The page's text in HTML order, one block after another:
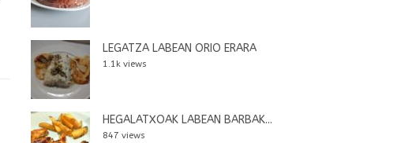
LEGATZA LABEAN ORIO ERARA
1.1k views
HEGALATXOAK LABEAN BARBAK...
847 views